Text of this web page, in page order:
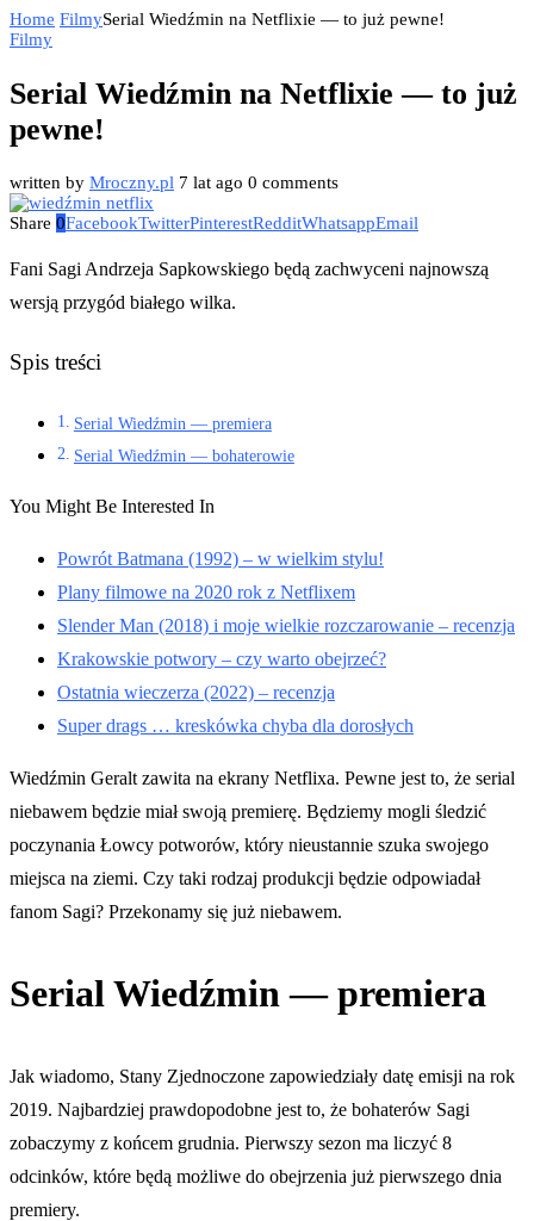
Home FilmySerial Wiedźmin na Netflixie — to już pewne!
Filmy
Serial Wiedźmin na Netflixie — to już
pewne!
written by Mroczny.pl 7 lat ago 0 comments
Share 0FacebookTwitterPinterestRedditWhatsappEmail
Fani Sagi Andrzeja Sapkowskiego będą zachwyceni najnowszą
wersją przygód białego wilka.
Spis treści
Serial Wiedźmin — premiera
Serial Wiedźmin — bohaterowie
You Might Be Interested In
Powrót Batmana (1992) – w wielkim stylu!
Plany filmowe na 2020 rok z Netflixem
Slender Man (2018) i moje wielkie rozczarowanie – recenzja
Krakowskie potwory – czy warto obejrzeć?
Ostatnia wieczerza (2022) – recenzja
Super drags … kreskówka chyba dla dorosłych
Wiedźmin Geralt zawita na ekrany Netflixa. Pewne jest to, że serial
niebawem będzie miał swoją premierę. Będziemy mogli śledzić
poczynania Łowcy potworów, który nieustannie szuka swojego
miejsca na ziemi. Czy taki rodzaj produkcji będzie odpowiadał
fanom Sagi? Przekonamy się już niebawem.
Serial Wiedźmin — premiera
Jak wiadomo, Stany Zjednoczone zapowiedziały datę emisji na rok
2019. Najbardziej prawdopodobne jest to, że bohaterów Sagi
zobaczymy z końcem grudnia. Pierwszy sezon ma liczyć 8
odcinków, które będą możliwe do obejrzenia już pierwszego dnia
premiery.